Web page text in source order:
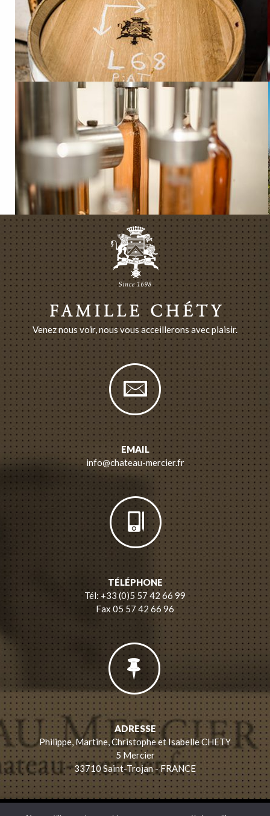
Venez nous voir, nous vous acceillerons avec plaisir.
EMAIL
info@chateau-mercier.fr
TÉLÉPHONE
Tél: +33 (0)5 57 42 66 99
Fax 05 57 42 66 96
ADRESSE
Philippe, Martine, Christophe et Isabelle CHETY
5 Mercier
33710 Saint-Trojan - FRANCE
FAMILLE CHETY NATURE & TERROIR GÎTE , CHAMBRES